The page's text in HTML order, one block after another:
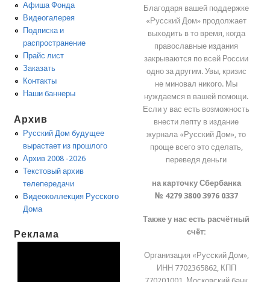
Афиша Фонда
Видеогалерея
Подписка и
распространение
Прайс лист
Заказать
Контакты
Наши баннеры
Архив
Русский Дом будущее
вырастает из прошлого
Архив 2008 -2026
Текстовый архив
телепередачи
Видеоколлекция Русского
Дома
Реклама
Благодаря вашей поддержке
«Русский Дом» продолжает
выходить в то время, когда
православные издания
закрываются по всей России
одно за другим. Увы, кризис
не миновал никого. Мы
нуждаемся в вашей помощи.
Если у вас есть возможность
внести лепту в издание
журнала «Русский Дом», то
проще всего это сделать,
переведя деньги
на карточку Сбербанка
№ 4279 3800 3976 0337
Также у нас есть расчётный
счёт:
Организация «Русский Дом»,
ИНН 7702365862, КПП